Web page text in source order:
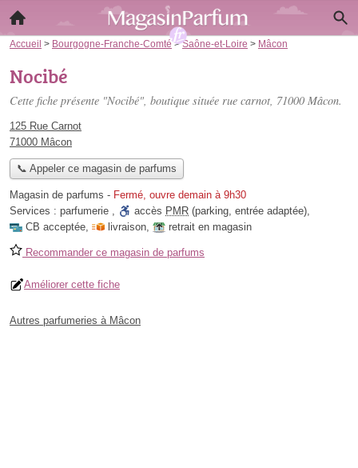
Accueil > Bourgogne-Franche-Comté>Saône-et-Loire > Mâcon
Nocibé
Cette fiche présente "Nocibé", boutique située rue carnot, 71000 Mâcon.
125 Rue Carnot
71000 Mâcon
📞 Appeler ce magasin de parfums
Magasin de parfums - Fermé, ouvre demain à 9h30
Services : parfumerie , accès PMR (parking, entrée adaptée),
CB acceptée, livraison, retrait en magasin
Recommander ce magasin de parfums
Améliorer cette fiche
Autres parfumeries à Mâcon